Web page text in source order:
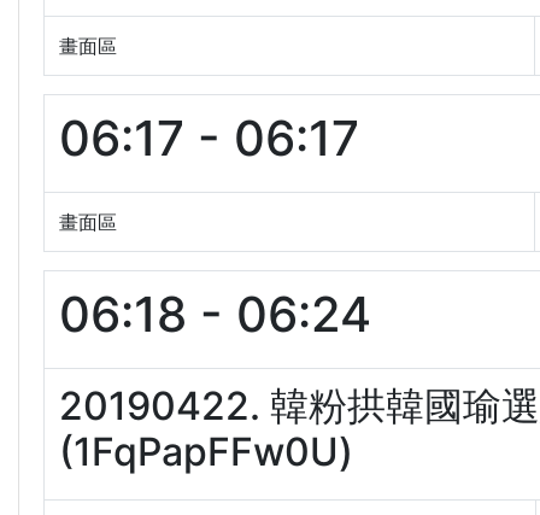
畫面區
06:17 - 06:17
畫面區
06:18 - 06:24
20190422. 韓粉拱韓國瑜
(1FqPapFFw0U)